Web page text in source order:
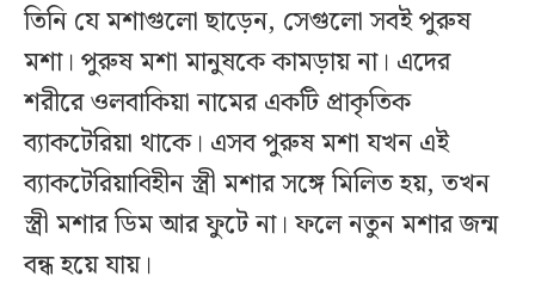
তিনি যে মশাগুলো ছাড়েন, সেগুলো সবই পুরুষ
মশা। পুরুষ মশা মানুষকে কামড়ায় না। এদের
শরীরে ওলবাকিয়া নামের একটি প্রাকৃতিক
ব্যাকটেরিয়া থাকে। এসব পুরুষ মশা যখন এই
ব্যাকটেরিয়াবিহীন স্ত্রী মশার সঙ্গে মিলিত হয়, তখন
স্ত্রী মশার ডিম আর ফুটে না। ফলে নতুন মশার জন্ম
বন্ধ হয়ে যায়।